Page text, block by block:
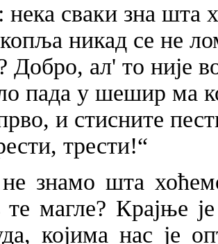
нека сваки зна шта
никад се не
Добро, ал' то није
пада у шешир ма
и стисните
трести!“
знамо шта
те магле? Крајње
којима нас је